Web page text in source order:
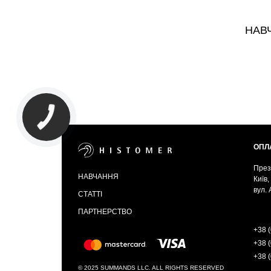
НАВЧАННЯ
СТАТТІ
ПАРТНЕРСТВО
© 2025 SUMMANDS LLC. ALL RIGHTS RESERVED
Київ,
вул.
+38
+38
+38